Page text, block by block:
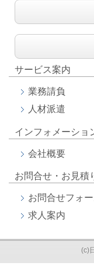
サービス案内
業務請負
人材派遣
インフォメーショ
会社概要
お問合せ・お見積
お問合せフォ
求人案内
(c)